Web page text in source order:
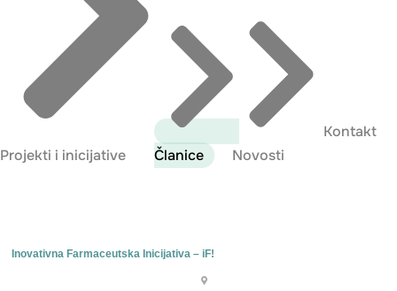
Projekti i inicijative Članice Novosti
Kontakt
Inovativna Farmaceutska Inicijativa – iF!